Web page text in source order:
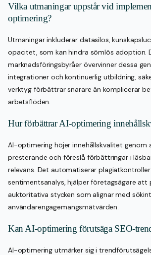
Vilka utmaningar uppstår vid
optimering?
Utmaningar inkluderar datasilos,
opacitet, som kan hindra sömlös adoption.
marknadsföringsbyråer övervinner dessa
integrationer och kontinuerlig utbildning,
verktyg förbättrar snarare än komplicerar
arbetsflöden.
Hur förbättrar AI-optimering
AI-optimering höjer innehållskvalitet
presterande och föreslå förbättringar i
relevans. Det automatiserar
sentimentsanalys, hjälper företagsägare att
auktoritativa stycken som alignar med
användarengagemangsmätvärden.
Kan AI-optimering förutsäga SEO-
AI-optimering utmärker sig i